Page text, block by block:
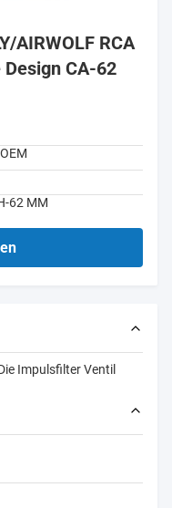
AIRWOLF RCA
CA-62
62 MM
Impulsfilter Ventil